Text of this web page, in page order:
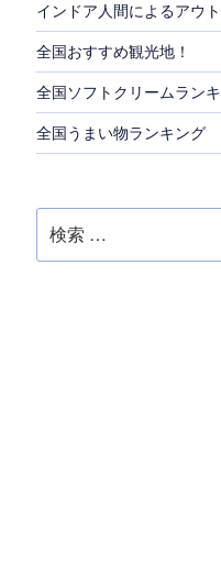
インドア人間によるアウ
全国おすすめ観光地！
全国ソフトクリームランキ
全国うまい物ランキング
索: